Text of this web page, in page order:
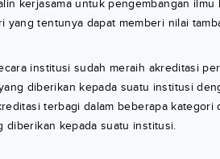
kerjasama untuk pengembangan ilmu
tentunya dapat memberi nilai
institusi sudah meraih akreditasi
diberikan kepada suatu institusi
terbagi dalam beberapa kategori
diberikan kepada suatu institusi.